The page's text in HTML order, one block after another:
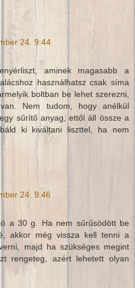
24. 9:44
aminek magasabb a
használhatsz csak síma
boltban be lehet szerezni,
Nem tudom, hogy anélkül
sűrítő anyag, ettől áll össze a
ki kiváltani liszttel, ha nem
24. 9:46
a 30 g. Ha nem sűrűsödött be
akkor még vissza kell tenni a
majd ha szükséges megint
rengeteg, azért lehetett olyan